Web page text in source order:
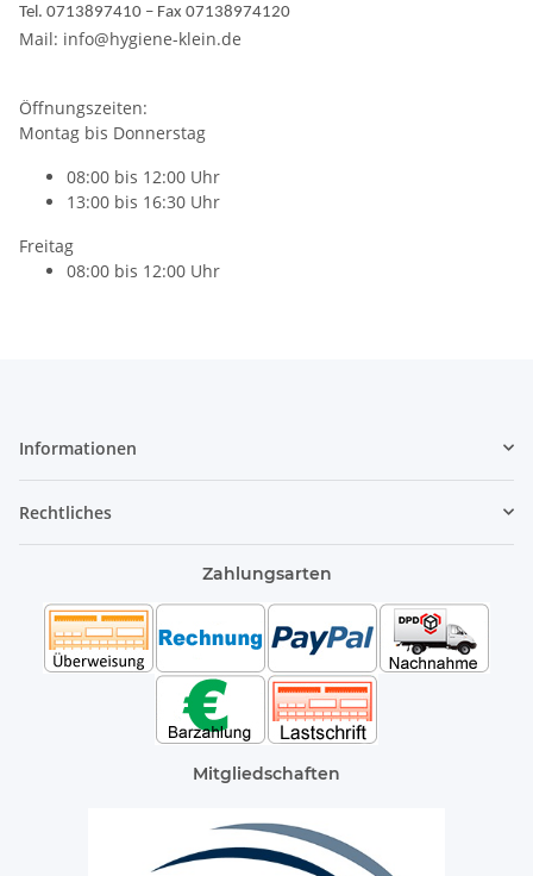
Tel. 0713897410 – Fax 07138974120
Mail: info@hygiene-klein.de
Öffnungszeiten:
Montag bis Donnerstag
08:00 bis 12:00 Uhr
13:00 bis 16:30 Uhr
Freitag
08:00 bis 12:00 Uhr
Informationen
Rechtliches
Zahlungsarten
Mitgliedschaften